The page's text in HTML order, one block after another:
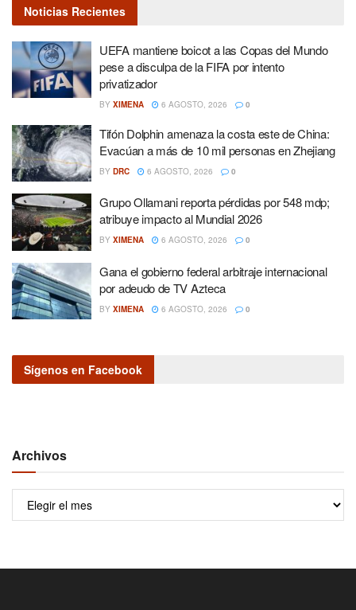
Noticias Recientes
UEFA mantiene boicot a las Copas del Mundo
pese a disculpa de la FIFA por intento
privatizador
BY XIMENA 6 AGOSTO, 2026 0
Tifón Dolphin amenaza la costa este de China:
Evacúan a más de 10 mil personas en Zhejiang
BY DRC 6 AGOSTO, 2026 0
Grupo Ollamani reporta pérdidas por 548 mdp;
atribuye impacto al Mundial 2026
BY XIMENA 6 AGOSTO, 2026 0
Gana el gobierno federal arbitraje internacional
por adeudo de TV Azteca
BY XIMENA 6 AGOSTO, 2026 0
Sígenos en Facebook
Archivos
Archivos